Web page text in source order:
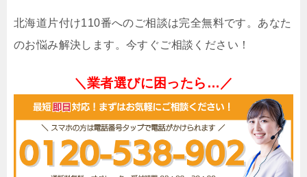
北海道片付け110番へのご相談は完全無料です。あなた
のお悩み解決します。今すぐご相談ください！
＼業者選びに困ったら…／